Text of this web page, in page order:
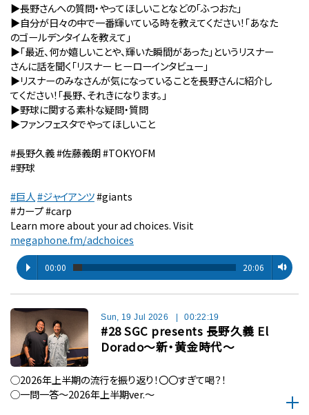
▶︎長野さんへの質問・やってほしいことなどの「ふつおた」
▶︎自分が⽇々の中で⼀番輝いている時を教えてください！「あなた
のゴールデンタイムを教えて」
▶︎「最近、何か嬉しいことや、輝いた瞬間があった」というリスナー
さんに話を聞く「リスナー ヒーローインタビュー」
▶︎リスナーのみなさんが気になっていることを長野さんに紹介し
てください！「長野、それきになります。」
▶︎野球に関する素朴な疑問・質問
▶︎ファンフェスタでやってほしいこと
#長野久義 #佐藤義朗 #TOKYOFM
#野球
#巨人#ジャイアンツ#giants
#カープ #carp
Learn more about your ad choices. Visit
megaphone.fm/adchoices
00:00 20:06
Sun, 19 Jul 2026 | 00:22:19
#28 SGC presents 長野久義 El
Dorado〜新・黄金時代〜
◯2026年上半期の流行を振り返り！〇〇すぎて喝？！
◯一問一答〜2026年上半期ver.〜